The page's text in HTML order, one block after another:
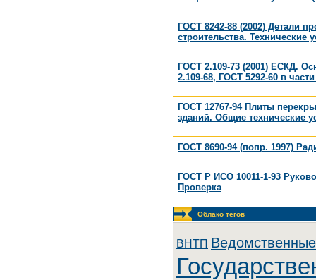
ГОСТ 8242-88 (2002) Детали
строительства. Технические
ГОСТ 2.109-73 (2001) ЕСКД.
2.109-68, ГОСТ 5292-60 в
ГОСТ 12767-94 Плиты
зданий. Общие технические
ГОСТ 8690-94 (попр. 1997)
ГОСТ Р ИСО 10011-1-93
Проверка
Облако тегов
BHTП